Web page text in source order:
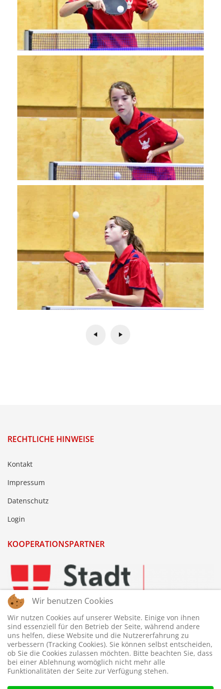
RECHTLICHE HINWEISE
Kontakt
Impressum
Datenschutz
Login
KOOPERATIONSPARTNER
Wir benutzen Cookies
Wir nutzen Cookies auf unserer Website. Einige von ihnen
sind essenziell für den Betrieb der Seite, während andere
uns helfen, diese Website und die Nutzererfahrung zu
verbessern (Tracking Cookies). Sie können selbst entscheiden,
ob Sie die Cookies zulassen möchten. Bitte beachten Sie, dass
bei einer Ablehnung womöglich nicht mehr alle
Funktionalitäten der Seite zur Verfügung stehen.